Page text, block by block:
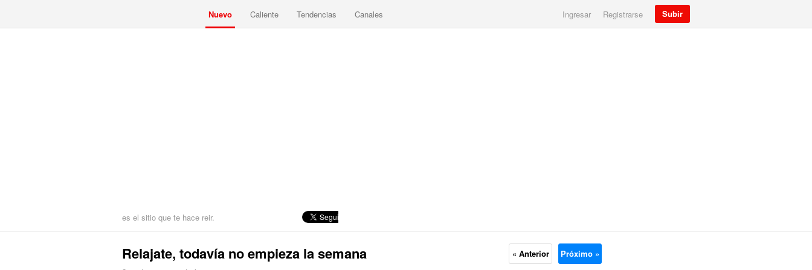
Nuevo Caliente Tendencias Canales Ingresar Registrarse Subir
es el sitio que te hace reir.
Relajate, todavía no empieza la semana « Anterior Próximo »